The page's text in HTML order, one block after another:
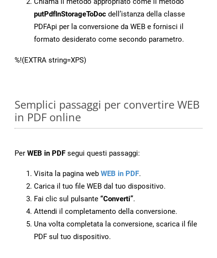
putPdfInStorageToDoc dell’istanza della classe
PDFApi per la conversione da WEB e fornisci il
formato desiderato come secondo parametro.
%!(EXTRA string=XPS)
Semplici passaggi per convertire WEB
in PDF online
Per WEB in PDF segui questi passaggi:
Visita la pagina web WEB in PDF.
Carica il tuo file WEB dal tuo dispositivo.
Fai clic sul pulsante “Converti”.
Attendi il completamento della conversione.
Una volta completata la conversione, scarica il file
PDF sul tuo dispositivo.